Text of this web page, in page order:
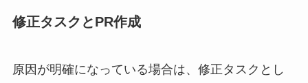
修正タスクとPR作成
原因が明確になっている場合は、修正タスクとし